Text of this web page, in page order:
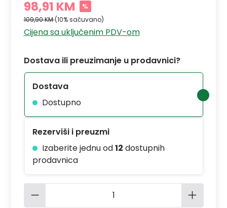
98,91 KM %
109,90 KM(10% sačuvano)
Cijena sa uključenim PDV-om
Dostava ili preuzimanje u prodavnici?
Dostava
Dostupno
Rezerviši i preuzmi
Izaberite jednu od12 dostupnih
prodavnica
Količina proizvoda: Unesite